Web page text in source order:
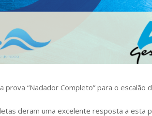
prova “Nadador Completo” para o escalão
deram uma excelente resposta a esta